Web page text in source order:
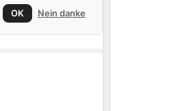
OK Nein danke